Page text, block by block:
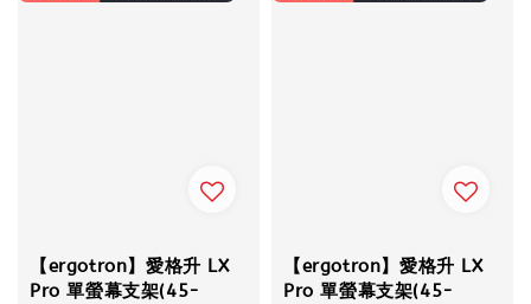
【ergotron】愛格升 LX
Pro 單螢幕支架(45-
【ergotron】愛格升 LX
Pro 單螢幕支架(45-